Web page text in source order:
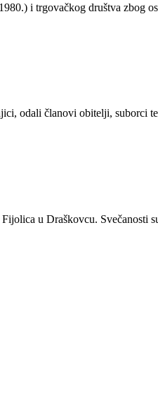
i trgovačkog društva zbog
odali članovi obitelji, suborci
u Draškovcu. Svečanosti